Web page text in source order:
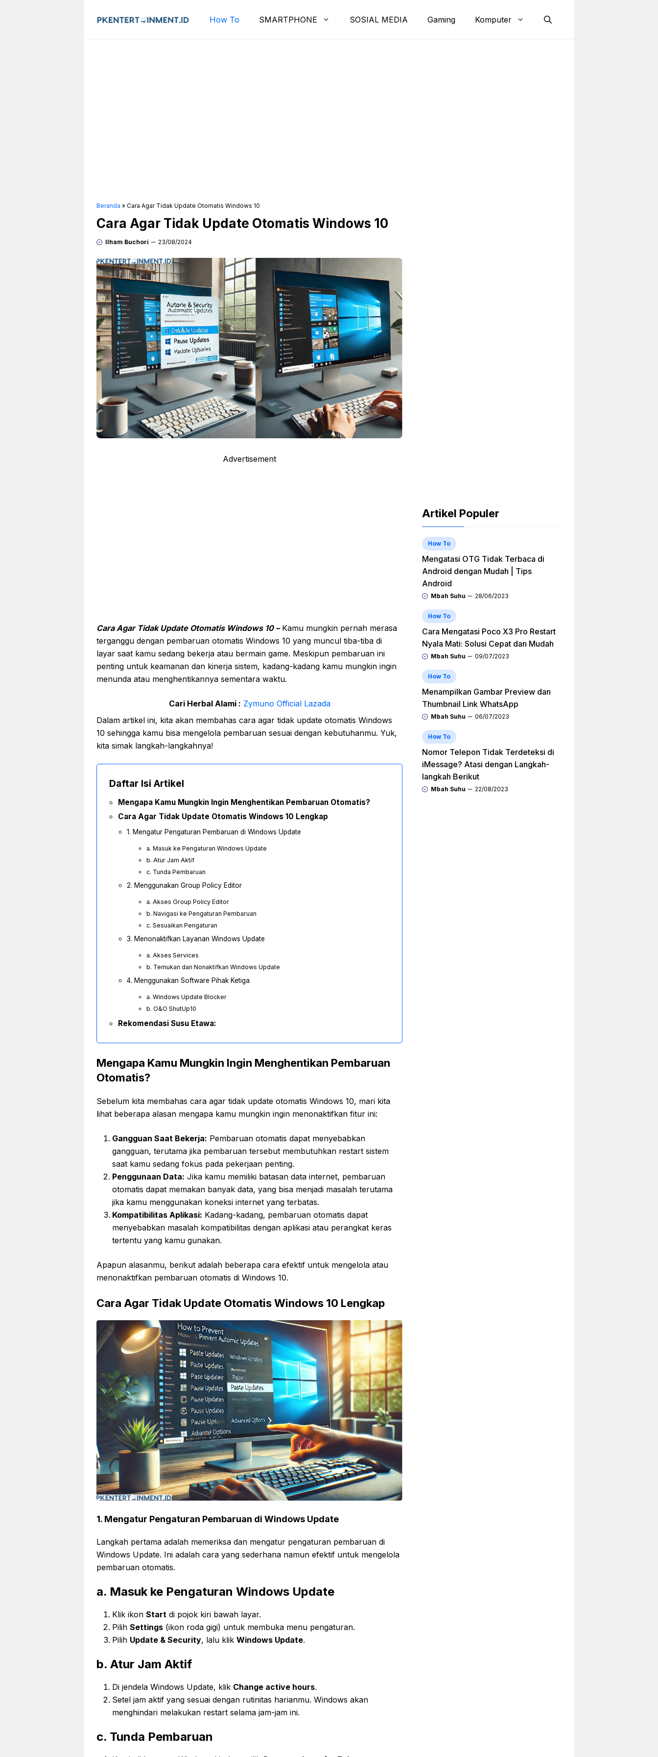
How To SMARTPHONE SOSIAL MEDIA Gaming Komputer
Beranda » Cara Agar Tidak Update Otomatis Windows 10
Cara Agar Tidak Update Otomatis Windows 10
Ilham Buchori 23/08/2024
Advertisement
Cara Agar Tidak Update Otomatis Windows 10 –Kamu mungkin pernah merasa
terganggu dengan pembaruan otomatis Windows 10 yang muncul tiba-tiba di
layar saat kamu sedang bekerja atau bermain game. Meskipun pembaruan ini
penting untuk keamanan dan kinerja sistem, kadang-kadang kamu mungkin ingin
menunda atau menghentikannya sementara waktu.
Cari Herbal Alami : Zymuno Official Lazada
Dalam artikel ini, kita akan membahas cara agar tidak update otomatis Windows
10 sehingga kamu bisa mengelola pembaruan sesuai dengan kebutuhanmu. Yuk,
kita simak langkah-langkahnya!
Daftar Isi Artikel
Mengapa Kamu Mungkin Ingin Menghentikan Pembaruan Otomatis?
Cara Agar Tidak Update Otomatis Windows 10 Lengkap
1. Mengatur Pengaturan Pembaruan di Windows Update
a. Masuk ke Pengaturan Windows Update
b. Atur Jam Aktif
c. Tunda Pembaruan
2. Menggunakan Group Policy Editor
a. Akses Group Policy Editor
b. Navigasi ke Pengaturan Pembaruan
c. Sesuaikan Pengaturan
3. Menonaktifkan Layanan Windows Update
a. Akses Services
b. Temukan dan Nonaktifkan Windows Update
4. Menggunakan Software Pihak Ketiga
a. Windows Update Blocker
b. O&O ShutUp10
Rekomendasi Susu Etawa:
Mengapa Kamu Mungkin Ingin Menghentikan Pembaruan
Otomatis?
Sebelum kita membahas cara agar tidak update otomatis Windows 10, mari kita
lihat beberapa alasan mengapa kamu mungkin ingin menonaktifkan fitur ini:
Gangguan Saat Bekerja: Pembaruan otomatis dapat menyebabkan
gangguan, terutama jika pembaruan tersebut membutuhkan restart sistem
saat kamu sedang fokus pada pekerjaan penting.
Penggunaan Data: Jika kamu memiliki batasan data internet, pembaruan
otomatis dapat memakan banyak data, yang bisa menjadi masalah terutama
jika kamu menggunakan koneksi internet yang terbatas.
Kompatibilitas Aplikasi: Kadang-kadang, pembaruan otomatis dapat
menyebabkan masalah kompatibilitas dengan aplikasi atau perangkat keras
tertentu yang kamu gunakan.
Apapun alasanmu, berikut adalah beberapa cara efektif untuk mengelola atau
menonaktifkan pembaruan otomatis di Windows 10.
Cara Agar Tidak Update Otomatis Windows 10 Lengkap
1. Mengatur Pengaturan Pembaruan di Windows Update
Langkah pertama adalah memeriksa dan mengatur pengaturan pembaruan di
Windows Update. Ini adalah cara yang sederhana namun efektif untuk mengelola
pembaruan otomatis.
a. Masuk ke Pengaturan Windows Update
Klik ikon Start di pojok kiri bawah layar.
Pilih Settings (ikon roda gigi) untuk membuka menu pengaturan.
Pilih Update & Security, lalu klik Windows Update.
b. Atur Jam Aktif
Di jendela Windows Update, klik Change active hours.
Setel jam aktif yang sesuai dengan rutinitas harianmu. Windows akan
menghindari melakukan restart selama jam-jam ini.
c. Tunda Pembaruan
Artikel Populer
How To
Mengatasi OTG Tidak Terbaca di
Android dengan Mudah | Tips
Android
Mbah Suhu 28/06/2023
How To
Cara Mengatasi Poco X3 Pro Restart
Nyala Mati: Solusi Cepat dan Mudah
Mbah Suhu 09/07/2023
How To
Menampilkan Gambar Preview dan
Thumbnail Link WhatsApp
Mbah Suhu 06/07/2023
How To
Nomor Telepon Tidak Terdeteksi di
iMessage? Atasi dengan Langkah-
langkah Berikut
Mbah Suhu 22/08/2023